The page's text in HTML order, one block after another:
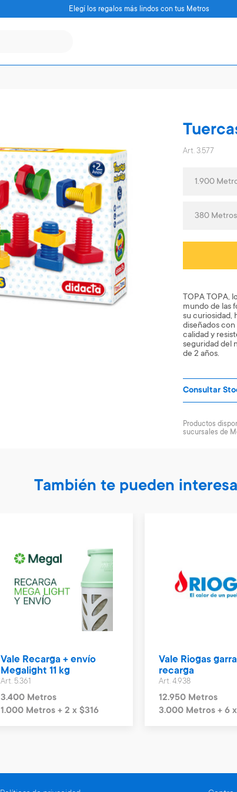
Art. 3.577
1.900
380
TOPA TOPA,
mundo de las
su curiosidad,
diseñados
calidad y
seguridad del
de 2 años.
Consultar
Productos
sucursales de
También te pueden
Vale Recarga + envío
Megalight 11 kg
Art. 5.361
3.400 Metros
1.000 Metros + 2 x $316
Vale Riogas
recarga
Art. 4.938
12.950 Metros
3.000 Metros + 6
Elegí los regalos más lindos con tus Metros